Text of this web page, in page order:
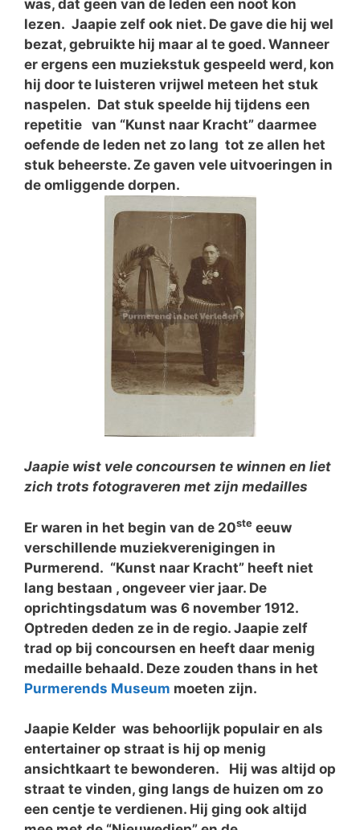
was, dat geen van de leden een noot kon
lezen. Jaapie zelf ook niet. De gave die hij wel
bezat, gebruikte hij maar al te goed. Wanneer
er ergens een muziekstuk gespeeld werd, kon
hij door te luisteren vrijwel meteen het stuk
naspelen. Dat stuk speelde hij tijdens een
repetitie van “Kunst naar Kracht” daarmee
oefende de leden net zo lang tot ze allen het
stuk beheerste. Ze gaven vele uitvoeringen in
de omliggende dorpen.
Jaapie wist vele concoursen te winnen en liet
zich trots fotograveren met zijn medailles
Er waren in het begin van de 20ste eeuw
verschillende muziekverenigingen in
Purmerend. “Kunst naar Kracht” heeft niet
lang bestaan , ongeveer vier jaar. De
oprichtingsdatum was 6 november 1912.
Optreden deden ze in de regio. Jaapie zelf
trad op bij concoursen en heeft daar menig
medaille behaald. Deze zouden thans in het
Purmerends Museum moeten zijn.
Jaapie Kelder was behoorlijk populair en als
entertainer op straat is hij op menig
ansichtkaart te bewonderen. Hij was altijd op
straat te vinden, ging langs de huizen om zo
een centje te verdienen. Hij ging ook altijd